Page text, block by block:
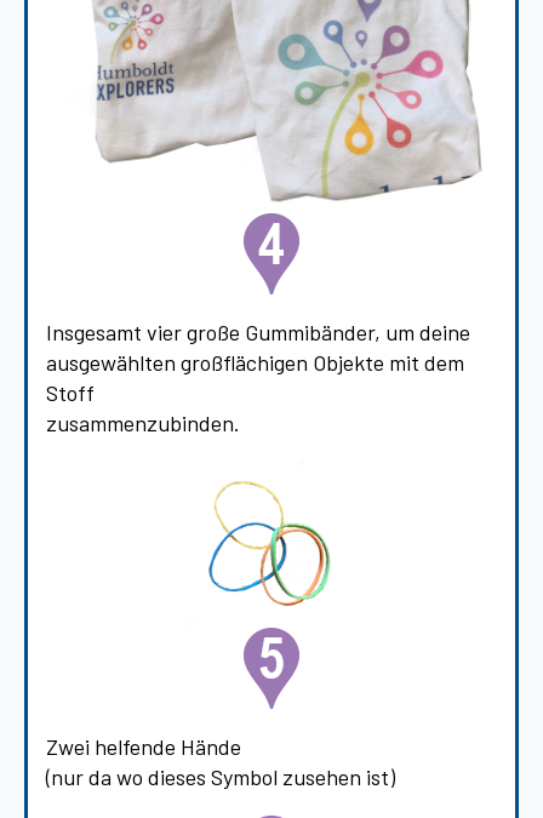
Insgesamt vier große Gummibänder, um deine
ausgewählten großflächigen Objekte mit dem
Stoff
zusammenzubinden.
Zwei helfende Hände
(nur da wo dieses Symbol zusehen ist)